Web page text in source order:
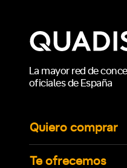
La mayor red de
oficiales de España
Quiero comprar
Te ofrecemos